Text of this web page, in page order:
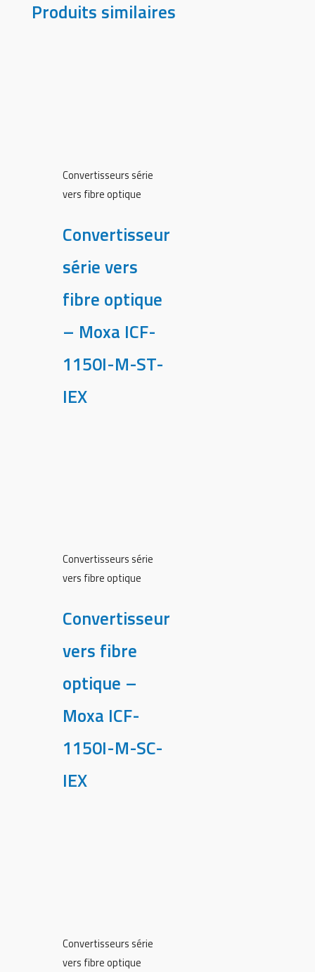
Produits similaires
Convertisseurs série
vers fibre optique
Convertisseur
série vers
fibre optique
– Moxa ICF-
1150I-M-ST-
IEX
Convertisseurs série
vers fibre optique
Convertisseur
vers fibre
optique –
Moxa ICF-
1150I-M-SC-
IEX
Convertisseurs série
vers fibre optique